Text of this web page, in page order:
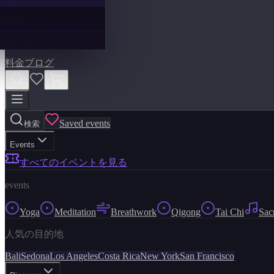
料金ブログ
検索 Saved events
Events
すべてのイベントを見る
events
Yoga Meditation Breathwork Qigong Tai Chi
人気の目的地
BaliSedonaLos AngelesCosta RicaNew YorkSan Francisco